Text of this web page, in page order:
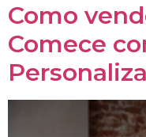
Como
Comece